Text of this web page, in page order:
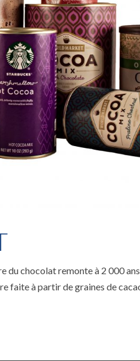
du chocolat remonte à 2 000
faite à partir de graines de